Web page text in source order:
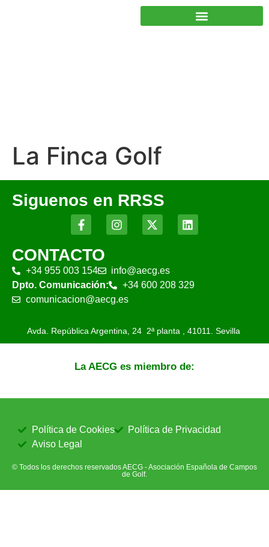
La Finca Golf
Siguenos en RRSS
CONTACTO
+34 955 003 154
info@aecg.es
Dpto. Comunicación:
+34 600 208 329
comunicacion@aecg.es
Avda. República Argentina, 24 2ª planta , 41011. Sevilla
La AECG es miembro de:
© Todos los derechos reservados AECG - Asociación Española de Campos
de Golf.
Política de Cookies
Política de Privacidad
Aviso Legal